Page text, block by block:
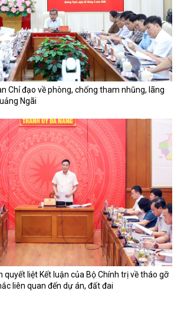
Chỉ đạo về phòng, chống tham nhũng, lãng
Ngãi
quyết liệt Kết luận của Bộ Chính trị về tháo gỡ
liên quan đến dự án, đất đai